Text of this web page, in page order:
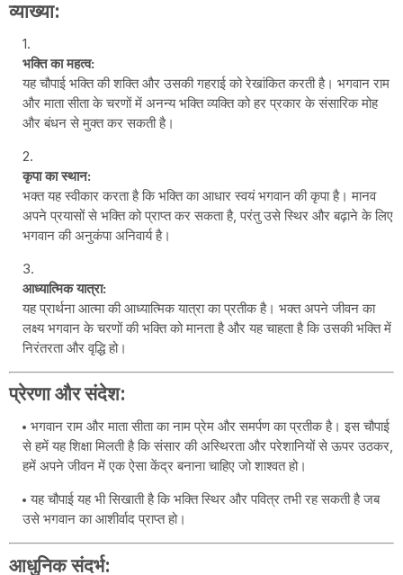
व्याख्या:
भक्ति का महत्व:
यह चौपाई भक्ति की शक्ति और उसकी गहराई को रेखांकित करती है। भगवान राम
और माता सीता के चरणों में अनन्य भक्ति व्यक्ति को हर प्रकार के संसारिक मोह
और बंधन से मुक्त कर सकती है।
कृपा का स्थान:
भक्त यह स्वीकार करता है कि भक्ति का आधार स्वयं भगवान की कृपा है। मानव
अपने प्रयासों से भक्ति को प्राप्त कर सकता है, परंतु उसे स्थिर और बढ़ाने के लिए
भगवान की अनुकंपा अनिवार्य है।
आध्यात्मिक यात्रा:
यह प्रार्थना आत्मा की आध्यात्मिक यात्रा का प्रतीक है। भक्त अपने जीवन का
लक्ष्य भगवान के चरणों की भक्ति को मानता है और यह चाहता है कि उसकी भक्ति में
निरंतरता और वृद्धि हो।
प्रेरणा और संदेश:
भगवान राम और माता सीता का नाम प्रेम और समर्पण का प्रतीक है। इस चौपाई
से हमें यह शिक्षा मिलती है कि संसार की अस्थिरता और परेशानियों से ऊपर उठकर,
हमें अपने जीवन में एक ऐसा केंद्र बनाना चाहिए जो शाश्वत हो।
यह चौपाई यह भी सिखाती है कि भक्ति स्थिर और पवित्र तभी रह सकती है जब
उसे भगवान का आशीर्वाद प्राप्त हो।
आधुनिक संदर्भ: